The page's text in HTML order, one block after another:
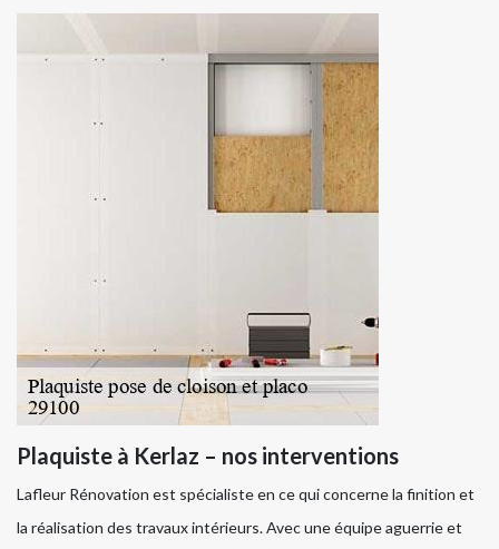
Plaquiste à Kerlaz – nos interventions
Lafleur Rénovation est spécialiste en ce qui concerne la finition et
la réalisation des travaux intérieurs. Avec une équipe aguerrie et